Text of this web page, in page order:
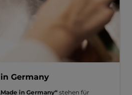
Germany
in Germany“ stehen für